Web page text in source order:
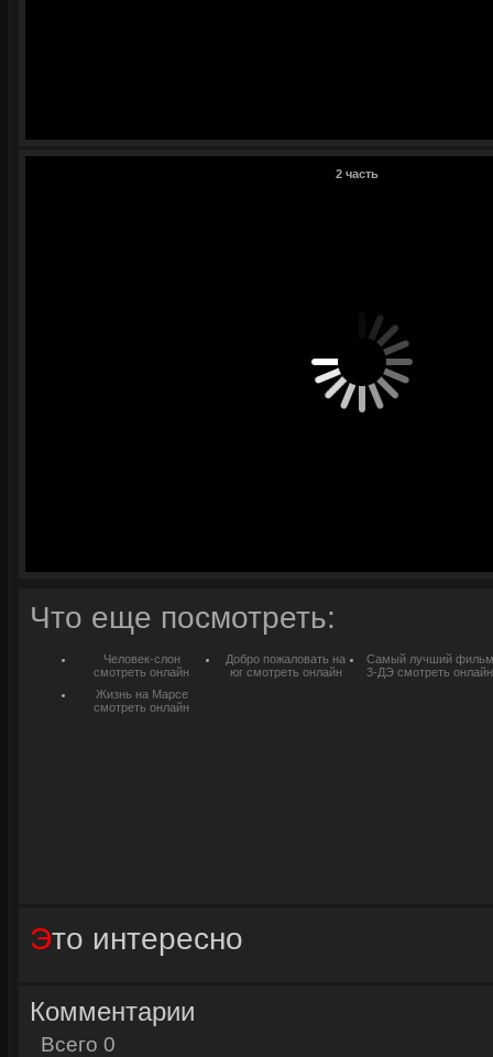
2 часть
Что еще посмотреть:
Человек-слон
смотреть онлайн
Добро пожаловать на
юг смотреть онлайн
Самый лучший фильм
3-ДЭ смотреть онлайн
Жизнь на Марсе
смотреть онлайн
Это интересно
Комментарии
Всего 0